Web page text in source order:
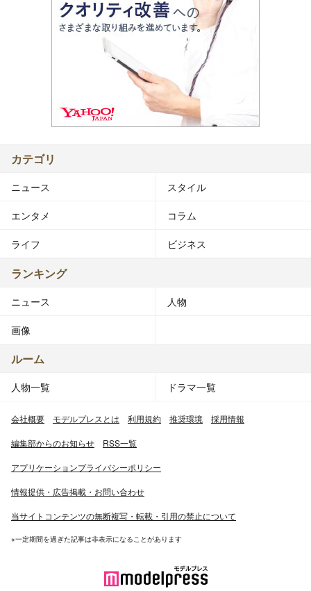
カテゴリ
ニュース スタイル
エンタメ コラム
ライフ ビジネス
ランキング
ニュース 人物
画像
ルーム
人物一覧 ドラマ一覧
会社概要 モデルプレスとは 利用規約 推奨環境 採用情報
編集部からのお知らせ RSS一覧
アプリケーションプライバシーポリシー
情報提供・広告掲載・お問い合わせ
当サイトコンテンツの無断複写・転載・引用の禁止について
※一定期間を過ぎた記事は非表示になることがあります